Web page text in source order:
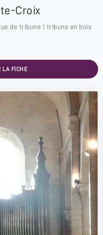
Croix
de tribune | tribune en bois
LA FICHE